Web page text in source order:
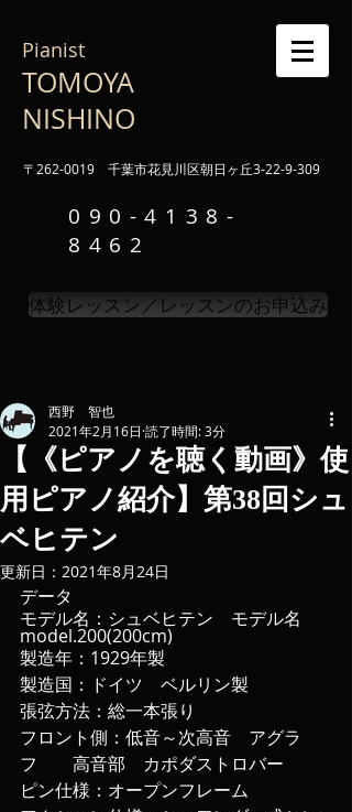
Pianist
TOMOYA
NISHINO
〒262-0019 千葉市花見川区朝日ヶ丘3-22-9-309
090-4138-
8462
体験レッスン／レッスンのお申込み
【《ピアノを聴く動画》使
用ピアノ紹介】第38回シュ
ベヒテン
西野 智也
2021年2月16日 読了時間: 3分
更新日： 2021年8月24日
データ
モデル名：シュベヒテン　モデル名
model.200(200cm)
製造年：1929年製
製造国：ドイツ　ベルリン製
張弦方法：総一本張り
フロント側：低音～次高音　アグラ
フ　　高音部　カポダストロバー
ピン仕様：オープンフレーム